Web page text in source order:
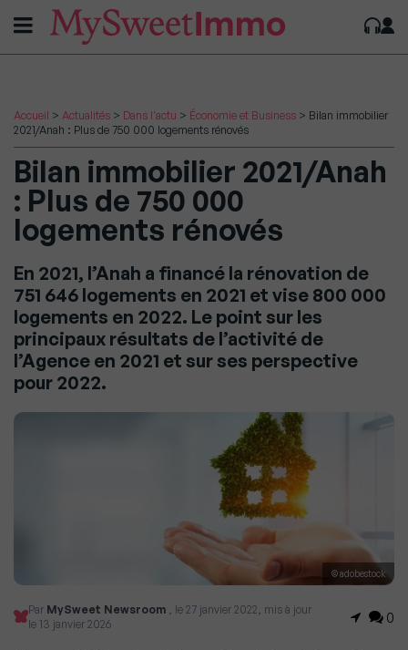
Accueil > Actualités > Dans l'actu > Économie et Business > Bilan immobilier
2021/Anah : Plus de 750 000 logements rénovés
Bilan immobilier 2021/Anah
: Plus de 750 000
logements rénovés
En 2021, l’Anah a financé la rénovation de
751 646 logements en 2021 et vise 800 000
logements en 2022. Le point sur les
principaux résultats de l’activité de
l’Agence en 2021 et sur ses perspective
pour 2022.
© adobestock
Par MySweet Newsroom , le 27 janvier 2022, mis à jour
le 13 janvier 2026
0